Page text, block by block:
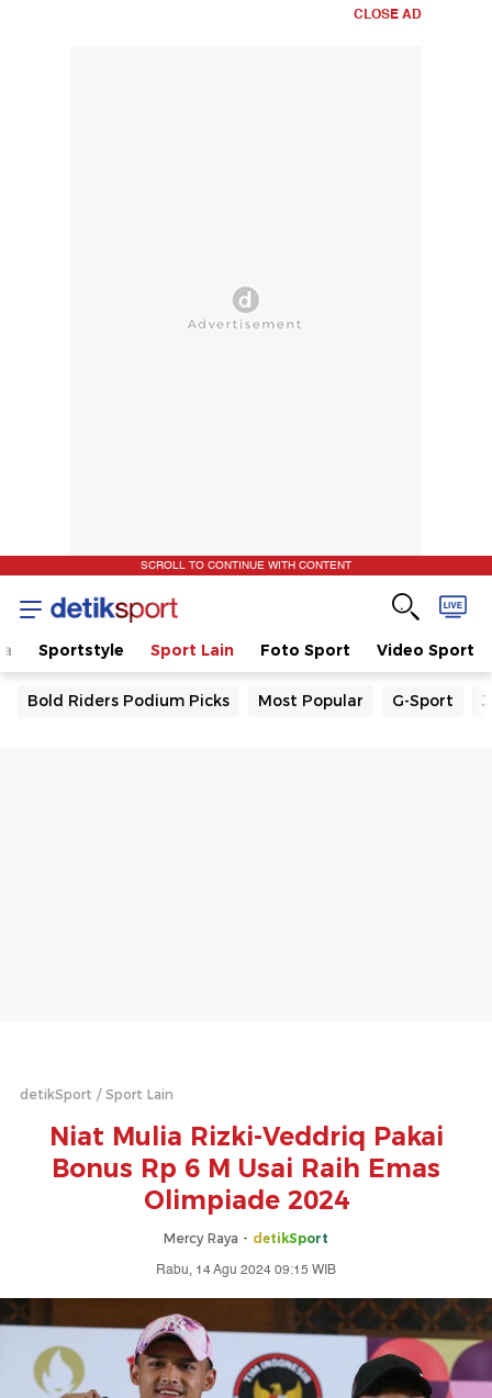
CLOSE AD
SCROLL TO CONTINUE WITH CONTENT
Sportstyle Sport Lain Foto Sport Video Sport
Bold Riders Podium Picks Most Popular G-Sport
detikSport Sport Lain
Niat Mulia Rizki-Veddriq Pakai
Bonus Rp 6 M Usai Raih Emas
Olimpiade 2024
Mercy Raya - detikSport
Rabu, 14 Agu 2024 09:15 WIB